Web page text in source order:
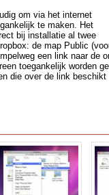
om via het internet
te maken. Het
bij installatie al twee
de map Public
een link naar de
toegankelijk worden
die over de link